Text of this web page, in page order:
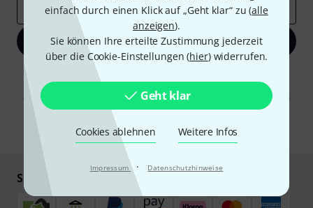
einfach durch einen Klick auf „Geht klar“ zu (alle
anzeigen).
Sie können Ihre erteilte Zustimmung jederzeit
über die Cookie-Einstellungen (hier) widerrufen.
Geht klar
Cookies ablehnen Weitere Infos
Impressum · Datenschutzhinweise
E-Mail-Adresse*
Jetzt anmelden
Mit Klick auf „Jetzt anmelden“ stimmen Sie dem Erhalt von E-Mail-
Werbung und einer Messung des E-Mail-Nutzungsverhaltens zu. Die
Abmeldung ist jederzeit möglich. Weitere Informationen finden Sie in
unserenDatenschutzhinweisen.
* Pflichtfeld
Sicher einkaufen & bezahlen